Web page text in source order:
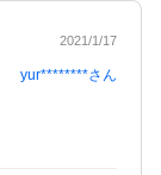
2021/1/17
yur********さん